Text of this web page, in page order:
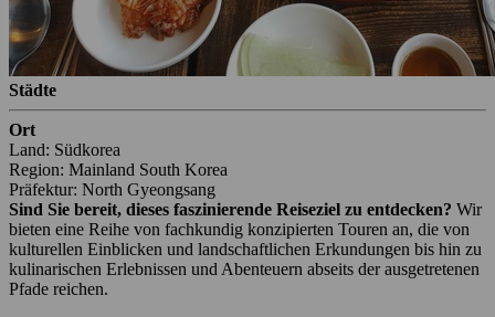
Städte
Ort
Land: Südkorea
Region: Mainland South Korea
Präfektur: North Gyeongsang
Sind Sie bereit, dieses faszinierende Reiseziel zu entdecken? Wir
bieten eine Reihe von fachkundig konzipierten Touren an, die von
kulturellen Einblicken und landschaftlichen Erkundungen bis hin zu
kulinarischen Erlebnissen und Abenteuern abseits der ausgetretenen
Pfade reichen.